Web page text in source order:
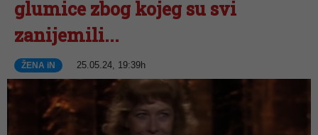
glumice zbog kojeg su svi
zanijemili...
ŽENA iN 25.05.24, 19:39h